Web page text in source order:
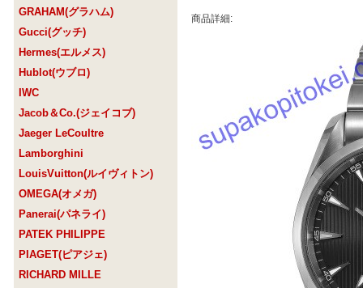
GRAHAM(グラハム)
Gucci(グッチ)
Hermes(エルメス)
Hublot(ウブロ)
IWC
Jacob＆Co.(ジェイコブ)
Jaeger LeCoultre
Lamborghini
LouisVuitton(ルイヴィトン)
OMEGA(オメガ)
Panerai(パネライ)
PATEK PHILIPPE
PIAGET(ピアジェ)
RICHARD MILLE
商品詳細: